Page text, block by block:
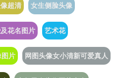
超清 女生侧脸头像
花名图片 艺术花
片 网图头像女小清新可爱真人